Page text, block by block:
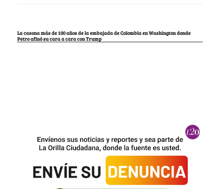
La casona más de 100 años de la embajada de Colombia en Washington donde
Petro afinó su cara a cara con Trump